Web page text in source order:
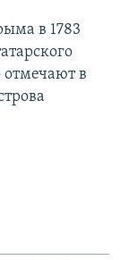
в 1783
отмечают в